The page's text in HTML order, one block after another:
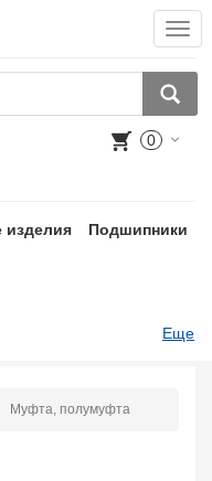
0
изделия Подшипники
Еще
Муфта, полумуфта